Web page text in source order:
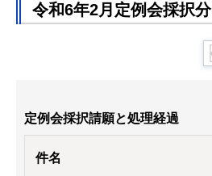
令和6年2月定例会採択分
定例会採択請願と処理経過
件名